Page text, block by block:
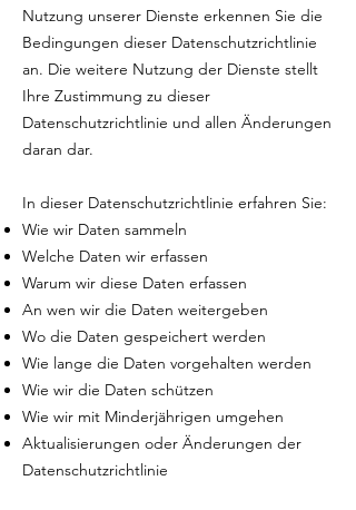
Nutzung unserer Dienste erkennen Sie die
Bedingungen dieser Datenschutzrichtlinie
an. Die weitere Nutzung der Dienste stellt
Ihre Zustimmung zu dieser
Datenschutzrichtlinie und allen Änderungen
daran dar.
In dieser Datenschutzrichtlinie erfahren Sie:
Wie wir Daten sammeln
Welche Daten wir erfassen
Warum wir diese Daten erfassen
An wen wir die Daten weitergeben
Wo die Daten gespeichert werden
Wie lange die Daten vorgehalten werden
Wie wir die Daten schützen
Wie wir mit Minderjährigen umgehen
Aktualisierungen oder Änderungen der
Datenschutzrichtlinie